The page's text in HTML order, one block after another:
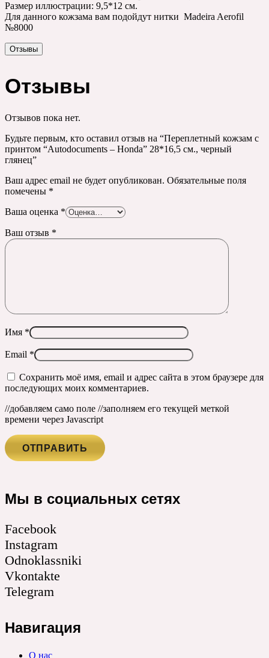
Размер иллюстрации: 9,5*12 см.
Для данного кожзама вам подойдут нитки Madeira Aerofil
№8000
Отзывы
Отзывы
Отзывов пока нет.
Будьте первым, кто оставил отзыв на “Переплетный кожзам с
принтом “Autodocuments – Honda” 28*16,5 см., черный
глянец”
Ваш адрес email не будет опубликован. Обязательные поля
помечены *
Ваша оценка *
Ваш отзыв *
Имя *
Email *
Сохранить моё имя, email и адрес сайта в этом браузере для
последующих моих комментариев.
//добавляем само поле //заполняем его текущей меткой
времени через Javascript
Мы в социальных сетях
Facebook
Instagram
Odnoklassniki
Vkontakte
Telegram
Навигация
О нас